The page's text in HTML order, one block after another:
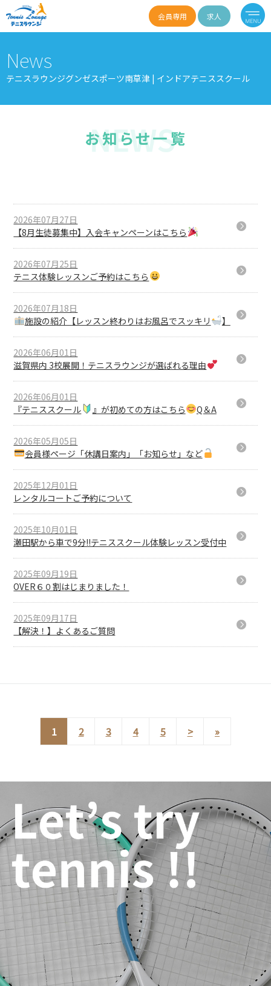
会員専用 求人
News
テニスラウンジグンゼスポーツ南草津 | インドアテニススクール
2026年07月27日
【8月生徒募集中】入会キャンペーンはこちら
2026年07月25日
テニス体験レッスンご予約はこちら
2026年07月18日
施設の紹介【レッスン終わりはお風呂でスッキリ
】
2026年06月01日
滋賀県内 3校展開！テニスラウンジが選ばれる理由
2026年06月01日
『テニススクール
』が初めての方はこちら Q＆A
2026年05月05日
会員様ページ「休講日案内」「お知らせ」など
2025年12月01日
レンタルコートご予約について
2025年10月01日
瀬田駅から車で9分!!テニススクール体験レッスン受付中
2025年09月19日
OVER６０割はじまりました！
2025年09月17日
【解決！】よくあるご質問
1 2 3 4 5 > »